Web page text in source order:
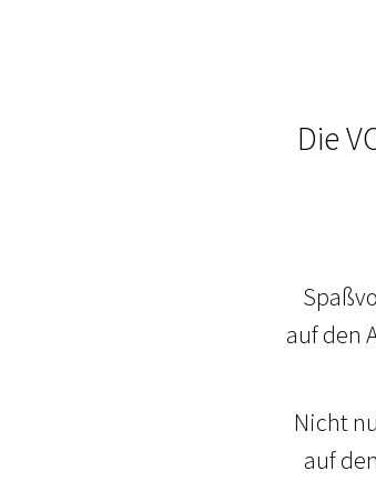
Die
auf den
Nicht
auf